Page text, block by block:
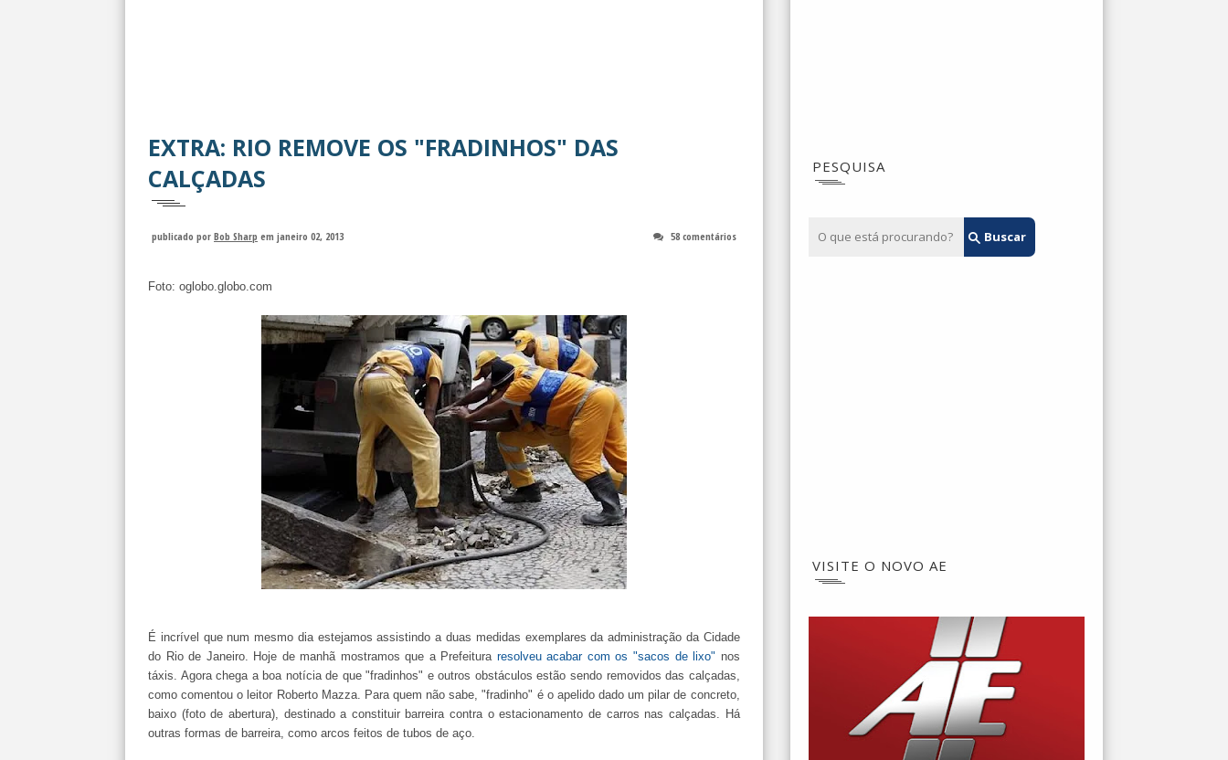
EXTRA: RIO REMOVE OS "FRADINHOS" DAS
CALÇADAS
publicado por Bob Sharp em janeiro 02, 2013 58 comentários
Foto: oglobo.globo.com
É incrível que num mesmo dia estejamos assistindo a duas medidas exemplares da administração da Cidade
do Rio de Janeiro. Hoje de manhã mostramos que a Prefeitura resolveu acabar com os "sacos de lixo" nos
táxis. Agora chega a boa notícia de que "fradinhos" e outros obstáculos estão sendo removidos das calçadas,
como comentou o leitor Roberto Mazza. Para quem não sabe, "fradinho" é o apelido dado um pilar de concreto,
baixo (foto de abertura), destinado a constituir barreira contra o estacionamento de carros nas calçadas. Há
outras formas de barreira, como arcos feitos de tubos de aço.
PESQUISA
VISITE O NOVO AE